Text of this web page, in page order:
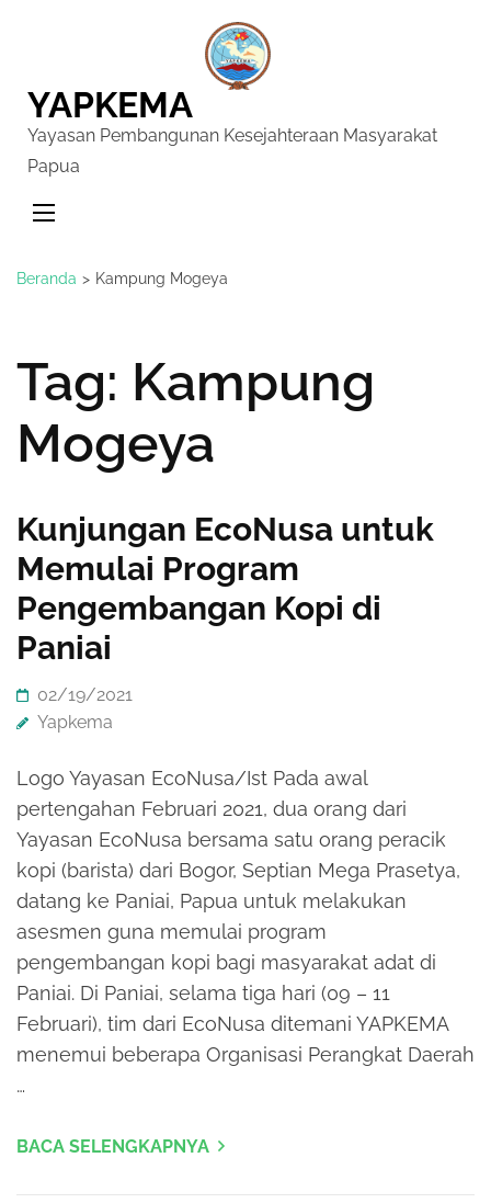
YAPKEMA
Yayasan Pembangunan Kesejahteraan Masyarakat
Papua
Beranda > Kampung Mogeya
Tag: Kampung
Mogeya
Kunjungan EcoNusa untuk
Memulai Program
Pengembangan Kopi di
Paniai
02/19/2021
Yapkema
Logo Yayasan EcoNusa/Ist Pada awal
pertengahan Februari 2021, dua orang dari
Yayasan EcoNusa bersama satu orang peracik
kopi (barista) dari Bogor, Septian Mega Prasetya,
datang ke Paniai, Papua untuk melakukan
asesmen guna memulai program
pengembangan kopi bagi masyarakat adat di
Paniai. Di Paniai, selama tiga hari (09 – 11
Februari), tim dari EcoNusa ditemani YAPKEMA
menemui beberapa Organisasi Perangkat Daerah
…
BACA SELENGKAPNYA